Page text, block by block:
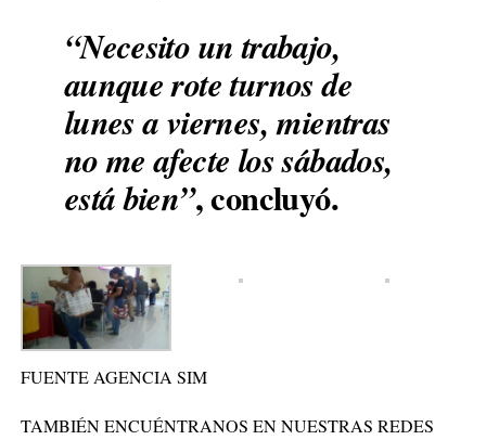
“Necesito un trabajo,
aunque rote turnos de
lunes a viernes, mientras
no me afecte los sábados,
está bien”, concluyó.
FUENTE AGENCIA SIM
TAMBIÉN ENCUÉNTRANOS EN NUESTRAS REDES